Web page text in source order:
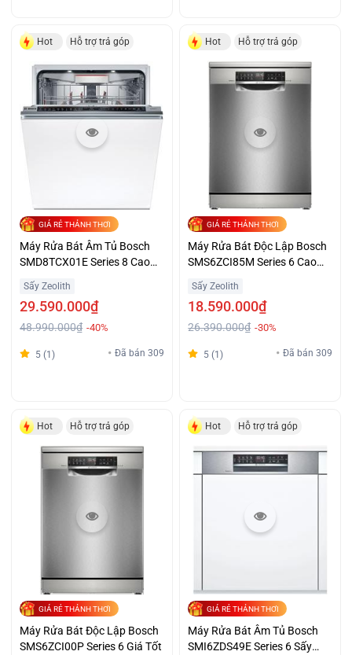
Hot Hỗ trợ trả góp
GIÁ RẺ THẢNH THƠI
Máy Rửa Bát Âm Tủ Bosch
SMD8TCX01E Series 8 Cao
Cấp Giá Tốt
Sấy Zeolith
29.590.000₫
48.990.000₫ -40%
5 (1) Đã bán 309
Hot Hỗ trợ trả góp
GIÁ RẺ THẢNH THƠI
Máy Rửa Bát Độc Lập Bosch
SMS6ZCI85M Series 6 Cao
Cấp Giá Đại Chiến
Sấy Zeolith
18.590.000₫
26.390.000₫ -30%
5 (1) Đã bán 309
Hot Hỗ trợ trả góp
GIÁ RẺ THẢNH THƠI
Máy Rửa Bát Độc Lập Bosch
SMS6ZCI00P Series 6 Giá Tốt
Hot Hỗ trợ trả góp
GIÁ RẺ THẢNH THƠI
Máy Rửa Bát Âm Tủ Bosch
SMI6ZDS49E Series 6 Sấy